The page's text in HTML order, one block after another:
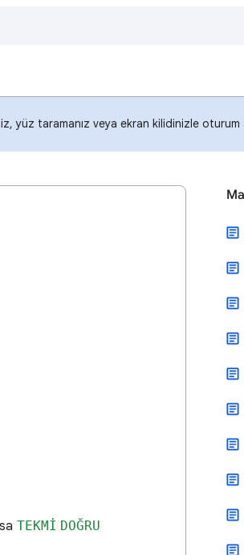
yüz taramanız veya ekran kilidinizle oturum
TEKMİ DOĞRU